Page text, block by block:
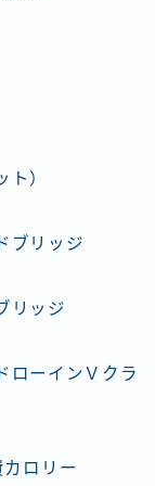
）
ブリッジ
リッジ
ーインＶクラ
ロリー